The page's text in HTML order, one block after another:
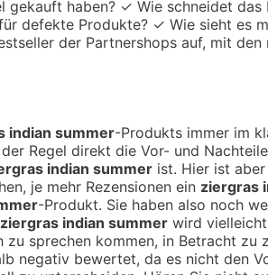
haben? ✓ Wie schneidet
defekte Produkte? ✓ Wie sieht es
der Partnershops auf, mit
indian summer-Produkts immer im
Regel direkt die Vor- und
indian summer ist. Hier ist
je mehr Rezensionen ein ziergras
-Produkt. Sie haben also noch
ziergras indian summer wird
sprechen kommen, in Betracht zu
negativ bewertet, da es nicht den